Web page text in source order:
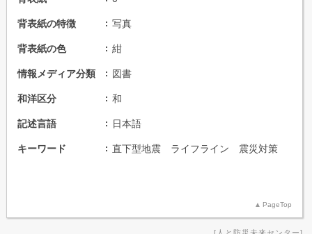
背表紙の特徴 写真
背表紙の色 紺
情報メディア分類 図書
和洋区分 和
記述言語 日本語
キーワード 直下型地震 ライフライン 震災対策
PageTop
人と防災未来センター